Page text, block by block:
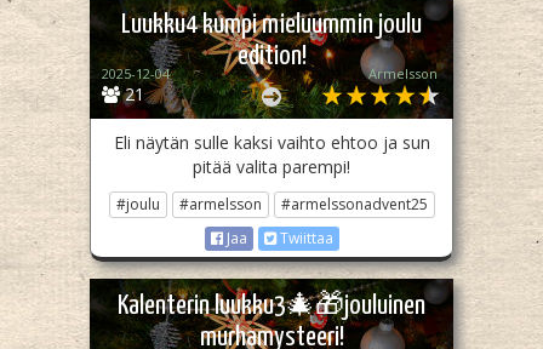
Luukku4 kumpi mieluummin joulu
edition!
21
2025-12-04 Armelsson
Eli näytän sulle kaksi vaihto ehtoo ja sun
pitää valita parempi!
#joulu #armelsson
#armelssonadvent25
Jaa
Twiittaa
Kalenterin luukku3🎄🎁jouluinen
murhamysteeri!